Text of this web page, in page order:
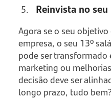
Reinvista no
Agora se o seu
empresa, o seu 13º
pode ser transformado
marketing ou
decisão deve ser
longo prazo, tudo